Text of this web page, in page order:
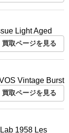
Light Aged
買取ページを見る
Vintage Burst
買取ページを見る
1958 Les